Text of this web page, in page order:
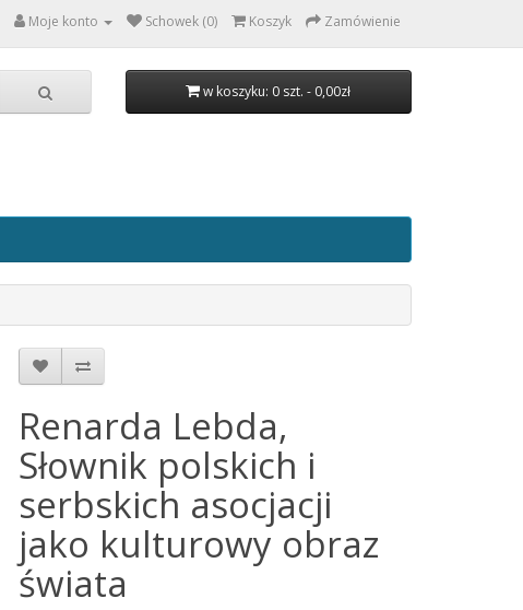
Moje konto Schowek (0) Koszyk Zamówienie
w koszyku: 0 szt. - 0,00zł
Renarda Lebda,
Słownik polskich i
serbskich asocjacji
jako kulturowy obraz
świata